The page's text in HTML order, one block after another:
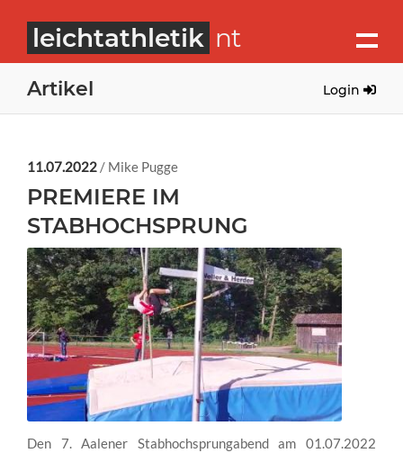
leichtathletik nt
Artikel Login
11.07.2022 / Mike Pugge
PREMIERE IM
STABHOCHSPRUNG
Den 7. Aalener Stabhochsprungabend am 01.07.2022